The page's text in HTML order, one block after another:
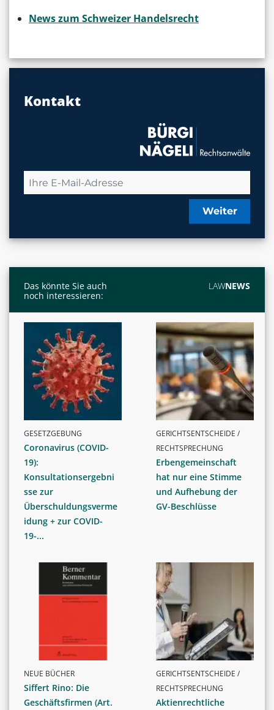
News zum Schweizer Handelsrecht
Kontakt
Weiter
Das könnte Sie auch
noch interessieren:
LAWNEWS
GESETZGEBUNG
Coronavirus (COVID-
19):
Konsultationsergebni
sse zur
Überschuldungsverme
idung + zur COVID-
19-...
GERICHTSENTSCHEIDE /
RECHTSPRECHUNG
Erbengemeinschaft
hat nur eine Stimme
und Aufhebung der
GV-Beschlüsse
NEUE BÜCHER
Siffert Rino: Die
Geschäftsfirmen (Art.
GERICHTSENTSCHEIDE /
RECHTSPRECHUNG
Aktienrechtliche